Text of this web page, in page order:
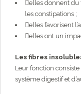
elles donnent du
les constipations ;
elles favorisent
elles ont un
Les fibres
Leur fonction
système digestif et